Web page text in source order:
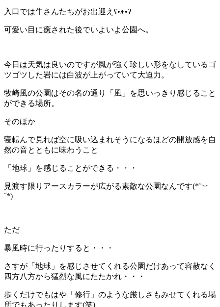
入口では牛さんたちがお出迎えʕ•ᴥ•ʔ
可愛い目に癒された後でいよいよ公園へ。
今日は天気は良いのですが風が強く珍しい形をなしているゴ
ツゴツした岩には白波が上がっていて大迫力。
牧崎風の公園はその名の通り「風」を思いっきり感じること
ができる場所。
そのほか
寝転んで見れば空に吸い込まれそうになるほどの開放感を自
然の音とともに味わうこと
「地球」を感じることができる・・・
見渡す限りアースカラーが広がる素敵な公園なんです(*˘︶
˘*)
ただ
暴風時に行ったりすると・・・
さすが「地球」を感じさせてくれる公園だけあって容赦なく
四方八方から猛烈な風にたたかれ・・・
歩くだけでもはや「修行」のような厳しさもみせてくれる場
所でもあったりします(笑)